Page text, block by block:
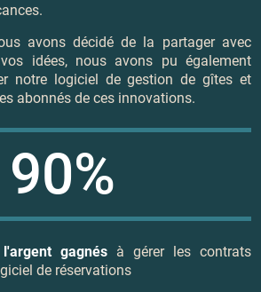
avons décidé de la partager avec
idées, nous avons pu également
notre logiciel de gestion de gîtes et
abonnés de ces innovations.
90%
gagnésà gérer les contrats
de réservations